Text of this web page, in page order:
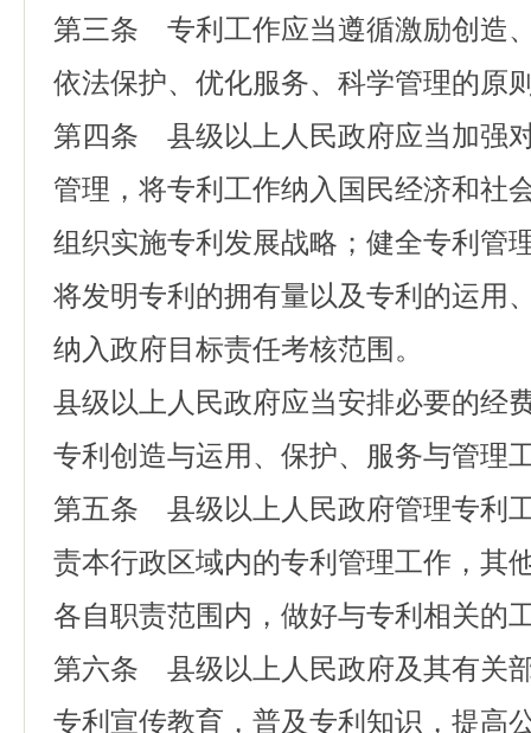
第三条 专利工作应当遵循激励创造
依法保护、优化服务、科学管理的原
第四条 县级以上人民政府应当加强
管理，将专利工作纳入国民经济和社
组织实施专利发展战略；健全专利管
将发明专利的拥有量以及专利的运用
纳入政府目标责任考核范围。
县级以上人民政府应当安排必要的经
专利创造与运用、保护、服务与管理
第五条 县级以上人民政府管理专利
责本行政区域内的专利管理工作，其
各自职责范围内，做好与专利相关的
第六条 县级以上人民政府及其有关
专利宣传教育，普及专利知识，提高